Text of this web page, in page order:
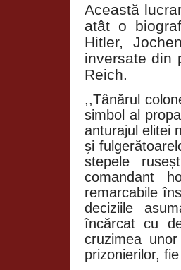
Această
atât o
Hitler,
inversate din
Reich.
,,Tânărul
simbol al
anturajul elitei
și
stepele
comandant
remarcabile
deciziile
încărcat cu
cruzimea
prizonierilor,